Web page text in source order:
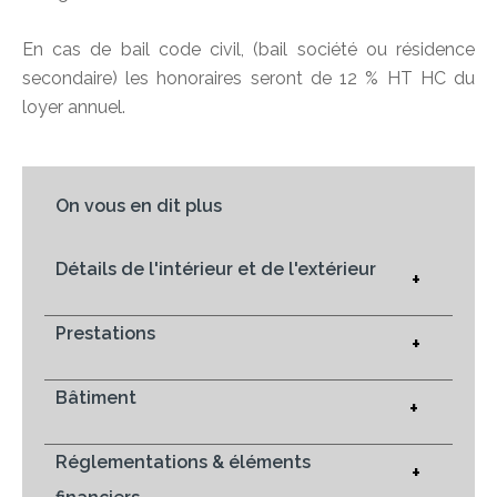
En cas de bail code civil, (bail société ou résidence
secondaire) les honoraires seront de 12 % HT HC du
loyer annuel.
On vous en dit plus
Détails de l'intérieur et de l'extérieur +
Prestations +
Bâtiment +
Réglementations & éléments
+